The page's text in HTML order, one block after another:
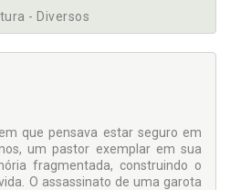
- Diversos
que pensava estar seguro em
um pastor exemplar em sua
fragmentada, construindo o
O assassinato de uma garota